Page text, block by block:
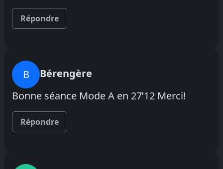
Répondre
B
Bérengère
Bonne séance Mode A en 27’12 Merci!
Répondre